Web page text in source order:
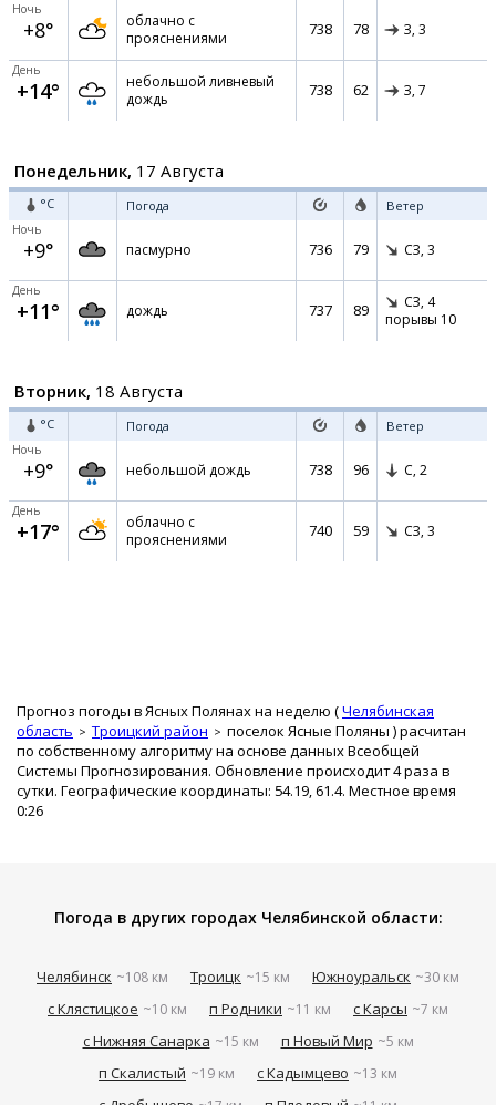
Ночь
+8°
облачно с
прояснениями
738 78 З, 3
День
+14°
небольшой ливневый
дождь
738 62 З, 7
Понедельник, 17 Августа
°C Погода Ветер
Ночь
+9° пасмурно 736 79 СЗ, 3
День
+11° дождь 737 89 СЗ, 4
порывы 10
Вторник, 18 Августа
°C Погода Ветер
Ночь
+9° небольшой дождь 738 96 С, 2
День
+17°
облачно с
прояснениями
740 59 СЗ, 3
Прогноз погоды в Ясных Полянах на неделю (Челябинская
область
Троицкий район поселок Ясные Поляны ) расчитан
по собственному алгоритму на основе данных Всеобщей
Системы Прогнозирования. Обновление происходит 4 раза в
сутки. Географические координаты: 54.19, 61.4. Местное время
0:26
Погода в других городах Челябинской области:
Челябинск ~108 км Троицк ~15 км Южноуральск ~30 км
с Клястицкое ~10 км п Родники ~11 км с Карсы ~7 км
с Нижняя Санарка ~15 км п Новый Мир ~5 км
п Скалистый ~19 км с Кадымцево ~13 км